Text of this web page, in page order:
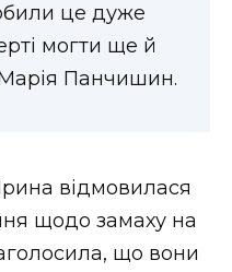
це дуже
могти ще й
Панчишин.
відмовилася
щодо замаху на
що вони